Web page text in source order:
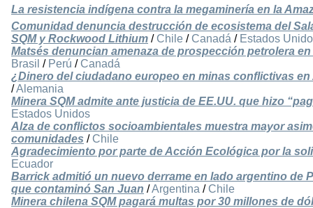
La resistencia indígena contra la megaminería en la
Comunidad denuncia destrucción de ecosistema del
SQM y Rockwood Lithium / Chile / Canadá / Estados
Matsés denuncian amenaza de prospección petrolera
Brasil / Perú / Canadá
¿Dinero del ciudadano europeo en minas conflictivas en
/Alemania
Minera SQM admite ante justicia de EE.UU. que hizo
Estados Unidos
Alza de conflictos socioambientales muestra mayor
comunidades / Chile
Agradecimiento por parte de Acción Ecológica por la
Ecuador
Barrick admitió un nuevo derrame en lado argentino de
que contaminó San Juan /Argentina / Chile
Minera chilena SQM pagará multas por 30 millones de